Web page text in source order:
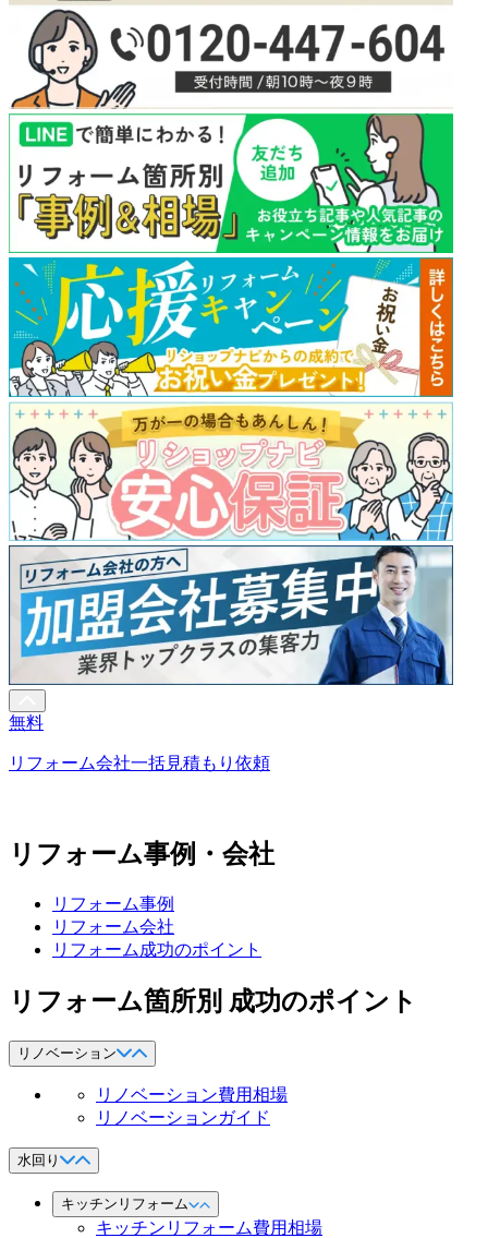
無料
リフォーム会社一括見積もり依頼
リフォーム事例・会社
リフォーム事例
リフォーム会社
リフォーム成功のポイント
リフォーム箇所別 成功のポイント
リノベーション
リノベーション費用相場
リノベーションガイド
水回り
キッチンリフォーム
キッチンリフォーム費用相場